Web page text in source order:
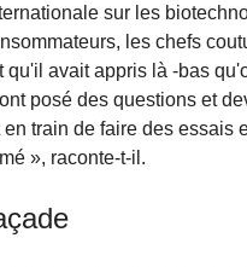
sur les
les chefs
qu'il avait appris là -bas
posé des questions et
train de faire des
», raconte-t-il.